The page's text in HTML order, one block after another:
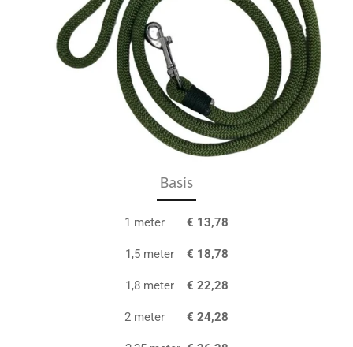
Basis
1 meter € 13,78
1,5 meter € 18,78
1,8 meter € 22,28
2 meter € 24,28